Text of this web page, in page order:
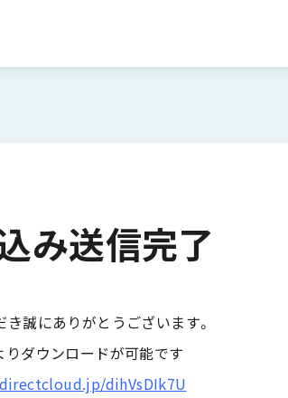
み送信完了
誠にありがとうございます。
りダウンロードが可能です
dihVsDIk7U